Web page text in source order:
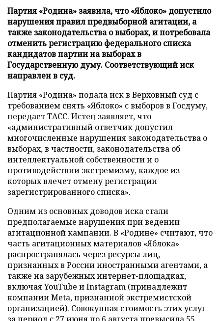
Партия «Родина» заявила, что «Яблоко» допустило
нарушения правил предвыборной агитации, а
также законодательства о выборах, и потребовала
отменить регистрацию федерального списка
кандидатов партии на выборах в
Государственную думу. Соответствующий иск
направлен в суд.
Партия «Родина» подала иск в Верховный суд с
требованием снять «Яблоко» с выборов в Госдуму,
передаетТАСС. Истец заявляет, что
«административный ответчик допустил
многочисленные нарушения законодательства о
выборах, в частности, законодательства об
интеллектуальной собственности и о
противодействии экстремизму, каждое из
которых влечет отмену регистрации
зарегистрированного списка».
Одним из основных доводов иска стали
предполагаемые нарушения при ведении
агитационной кампании. В «Родине» считают, что
часть агитационных материалов «Яблока»
распространялась через ресурсы лиц,
признанных в России иностранными агентами, а
также на зарубежных интернет-площадках,
включая YouTube и Instagram (принадлежит
компании Meta, признанной экстремистской
организацией). Совокупная стоимость этих услуг